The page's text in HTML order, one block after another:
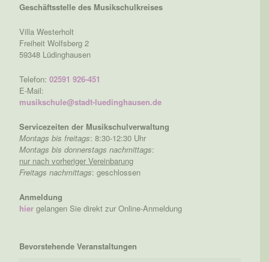
Geschäftsstelle des Musikschulkreises
Villa Westerholt
Freiheit Wolfsberg 2
59348 Lüdinghausen
Telefon: 02591 926-451
E-Mail:
musikschule@stadt-luedinghausen.de
Servicezeiten der Musikschulverwaltung
Montags bis freitags: 8:30-12:30 Uhr
Montags bis donnerstags nachmittags:
nur nach vorheriger Vereinbarung
Freitags nachmittags: geschlossen
Anmeldung
hier gelangen Sie direkt zur Online-Anmeldung
Bevorstehende Veranstaltungen